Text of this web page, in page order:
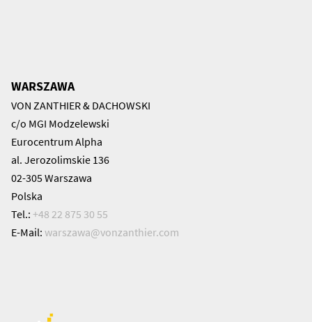
WARSZAWA
VON ZANTHIER & DACHOWSKI
c/o MGI Modzelewski
Eurocentrum Alpha
al. Jerozolimskie 136
02-305 Warszawa
Polska
Tel.: +48 22 875 30 55
E-Mail: warszawa@vonzanthier.com